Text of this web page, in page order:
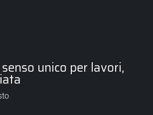
unico per lavori,